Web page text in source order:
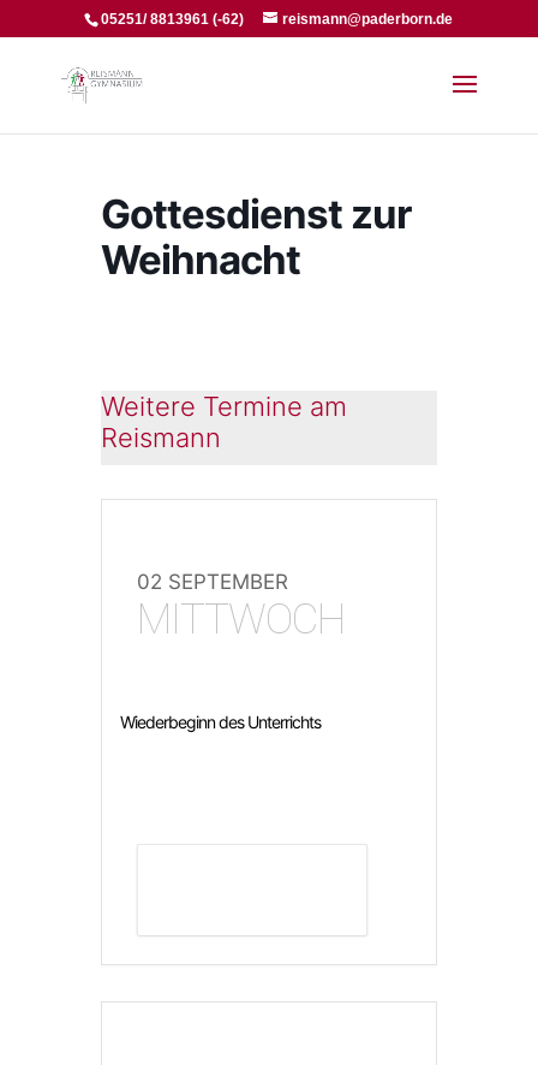
05251/ 8813961 (-62) reismann@paderborn.de
Gottesdienst zur
Weihnacht
Weitere Termine am
Reismann
02 SEPTEMBER
MITTWOCH
Wiederbeginn des Unterrichts